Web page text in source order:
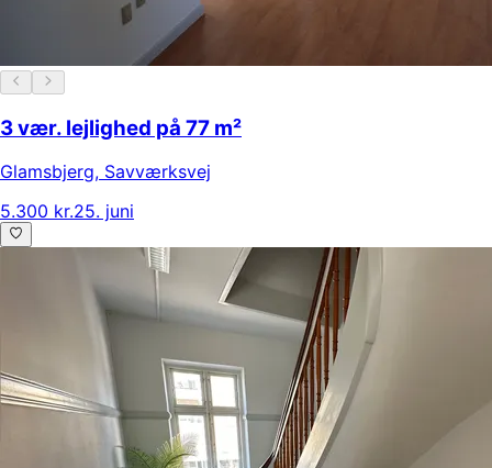
3 vær. lejlighed på 77 m²
Glamsbjerg, Savværksvej
5.300 kr.25. juni